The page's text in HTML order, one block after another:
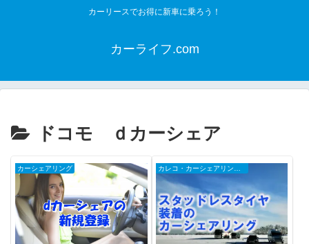
カーリースでお得に新車に乗ろう！
カーライフ.com
ドコモ ｄカーシェア
カーシェアリング